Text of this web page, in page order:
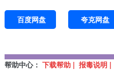
百度网盘 夸克网盘
帮助中心： 下载帮助 | 报毒说明